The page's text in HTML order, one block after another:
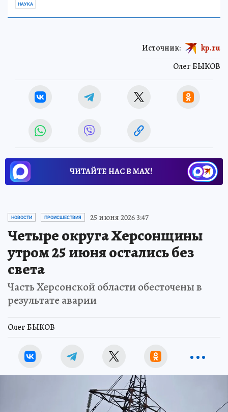
НАУКА
Олег БЫКОВ
Источник: kp.ru
ЧИТАЙТЕ НАС В МАХ!
НОВОСТИ ПРОИСШЕСТВИЯ 25 июня 2026 3:47
Четыре округа Херсонщины
утром 25 июня остались без
света
Часть Херсонской области обесточены в
результате аварии
Олег БЫКОВ